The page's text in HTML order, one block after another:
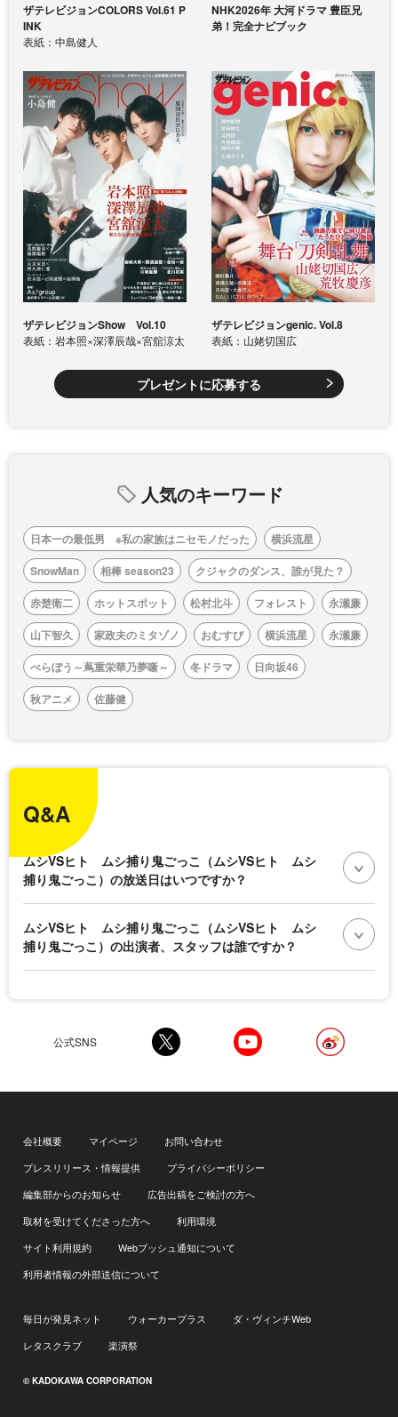
ザテレビジョンCOLORS Vol.61 P
INK
表紙：中島健人
NHK2026年 大河ドラマ 豊臣兄
弟！完全ナビブック
ザテレビジョンShow Vol.10
表紙：岩本照×深澤辰哉×宮舘涼太
ザテレビジョンgenic. Vol.8
表紙：山姥切国広
プレゼントに応募する
人気のキーワード
日本一の最低男 ※私の家族はニセモノだった
横浜流星
SnowMan
相棒 season23
クジャクのダンス、誰が見た？
赤楚衛二
ホットスポット 松村北斗 フォレスト
永瀬廉
山下智久
家政夫のミタゾノ おむすび 横浜流星
永瀬廉
べらぼう～蔦重栄華乃夢噺～
冬ドラマ
日向坂46
秋アニメ
佐藤健
Q&A
ムシVSヒト ムシ捕り鬼ごっこ（ムシVSヒト ムシ
捕り鬼ごっこ）の放送日はいつですか？
ムシVSヒト ムシ捕り鬼ごっこ（ムシVSヒト ムシ
捕り鬼ごっこ）の出演者、スタッフは誰ですか？
公式SNS
会社概要 マイページ
お問い合わせ
プレスリリース・情報提供
プライバシーポリシー
編集部からのお知らせ
広告出稿をご検討の方へ
取材を受けてくださった方へ
利用環境
サイト利用規約
Webプッシュ通知について
利用者情報の外部送信について
毎日が発見ネット ウォーカープラス
ダ・ヴィンチWeb
レタスクラブ
楽演祭
© KADOKAWA CORPORATION